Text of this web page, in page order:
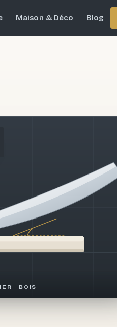
Maison & Déco Blog
· BOIS